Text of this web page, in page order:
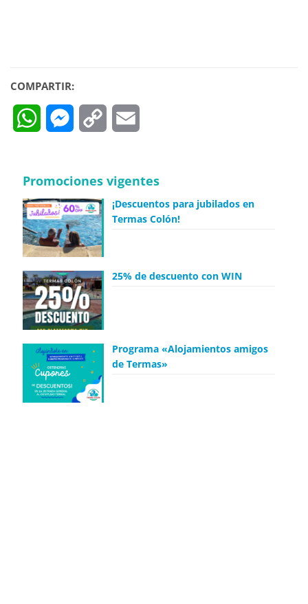
COMPARTIR:
WhatsAppMessenger
Copy
Promociones vigentes
¡Descuentos para jubilados en
Termas Colón!
25% de descuento con WIN
Programa «Alojamientos amigos
de Termas»